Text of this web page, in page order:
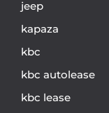
jeep
kapaza
kbc
kbc autolease
kbc lease